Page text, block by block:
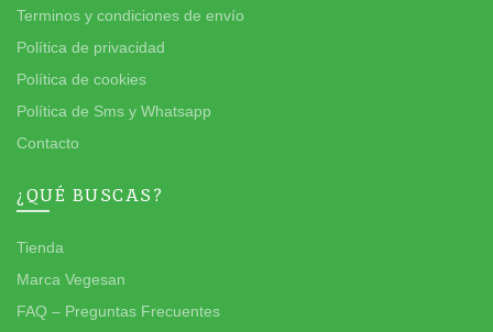
Terminos y condiciones de envío
Política de privacidad
Política de cookies
Política de Sms y Whatsapp
Contacto
¿QUÉ BUSCAS?
Tienda
Marca Vegesan
FAQ – Preguntas Frecuentes